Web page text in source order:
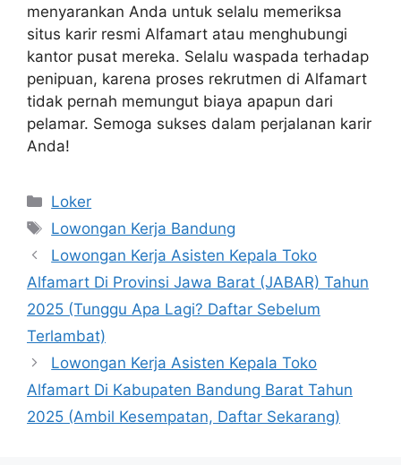
menyarankan Anda untuk selalu memeriksa
situs karir resmi Alfamart atau menghubungi
kantor pusat mereka. Selalu waspada terhadap
penipuan, karena proses rekrutmen di Alfamart
tidak pernah memungut biaya apapun dari
pelamar. Semoga sukses dalam perjalanan karir
Anda!
Kategori
Loker
Tag
Lowongan Kerja Bandung
Lowongan Kerja Asisten Kepala Toko
Alfamart Di Provinsi Jawa Barat (JABAR) Tahun
2025 (Tunggu Apa Lagi? Daftar Sebelum
Terlambat)
Lowongan Kerja Asisten Kepala Toko
Alfamart Di Kabupaten Bandung Barat Tahun
2025 (Ambil Kesempatan, Daftar Sekarang)